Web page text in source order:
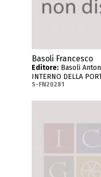
Basoli Francesco
Editore: Basoli
INTERNO DELLA
S-FN20281